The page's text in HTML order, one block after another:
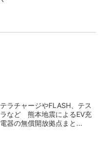
テラチャージやFLASH、テス
ラなど 熊本地震によるEV充
電器の無償開放拠点まと...